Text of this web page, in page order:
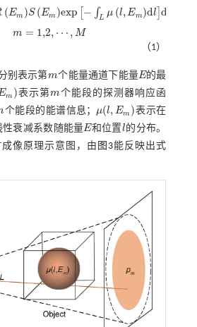
(Em )S (Em )exp − ∫L μ (l,Em)dl ]d
m = 1,2, ⋯ , M
（1）
别表示第m
m 个能量通道下能量E
E 的最
m )
) 表示第m
m 个能段的探测器响应函
个能段的能谱信息；μ(l, Em )
μ(l,E m)
表示在
衰减系数随能量E
E 和位置l
l 的分布。
像原理示意图，由 图3能反映出式